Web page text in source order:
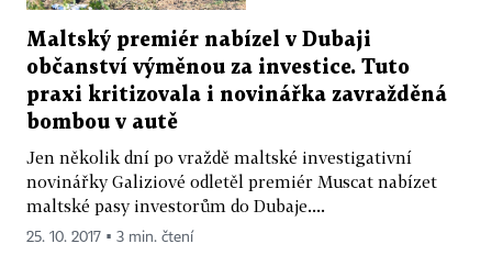
Maltský premiér nabízel v Dubaji
občanství výměnou za investice. Tuto
praxi kritizovala i novinářka zavražděná
bombou v autě
Jen několik dní po vraždě maltské investigativní
novinářky Galiziové odletěl premiér Muscat nabízet
maltské pasy investorům do Dubaje....
25. 10. 2017 ▪ 3 min. čtení